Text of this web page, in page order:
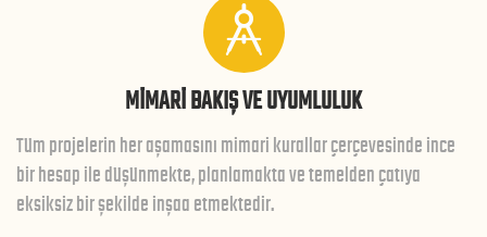
MİMARİ BAKIŞ VE UYUMLULUK
Tüm projelerin her aşamasını mimari kurallar çerçevesinde ince
bir hesap ile düşünmekte, planlamakta ve temelden çatıya
eksiksiz bir şekilde inşaa etmektedir.